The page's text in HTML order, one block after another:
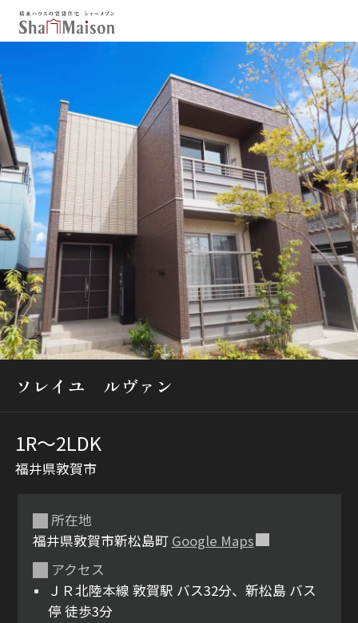
最近見た物件
北海道 東北
関東
中部
関西
中国・四国
九州
市区郡・路線・駅から探す
通勤・通学時間から探す
地図から探す
人気のカテゴリから探す
シャーメゾンとは
ン
ソレイユ ルヴァン
1R〜2LDK
福井県敦賀市
所在地
福井県敦賀市新松島町 Google Maps
アクセス
ＪＲ北陸本線 敦賀駅 バス32分、新松島 バス
停 徒歩3分